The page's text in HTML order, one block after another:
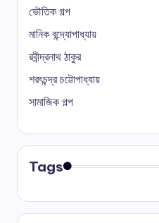
ভৌতিক গল্প
মানিক বন্দ্যোপাধ্যায়
রবীন্দ্রনাথ ঠাকুর
শরৎচন্দ্র চট্টোপাধ্যায়
সামাজিক গল্প
Tags